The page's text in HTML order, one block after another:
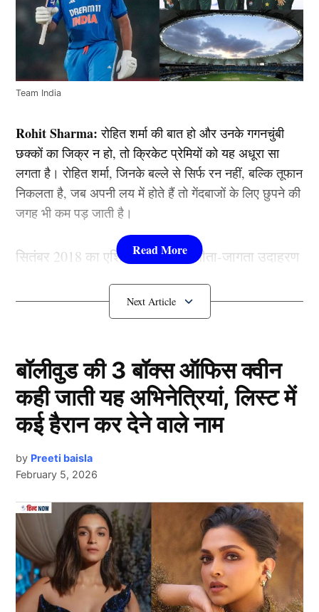
Team India
Rohit Sharma: रोहित शर्मा की बात हो और उनके गगनचुंबी
छक्कों का जिक्र न हो, तो क्रिकेट प्रेमियों को यह अधूरा सा
लगता है। रोहित शर्मा, जिनके बल्ले से सिर्फ रन नहीं, बल्कि तूफान
निकलता है, जब अपनी लय में होते हैं तो गेंदबाजों के लिए छुपने की
जगह भी कम पड़ जाती है।
सितंबर 2018 का एशिया कप इसका जीता-जागता उदाहरण
है, जब दुबई इंटरनेशनल स्टेडियम में रोहित ने पाकिस्तान के
खिलाफ एक यादगार शतक जड़कर क्रिकेट फैंस को झूमने
पर मजबूर कर दिया था।
2018 में काटा था बवाल
23 सितंबर 2018 को भारत और पाकिस्तान की टीमें एशिया
Next Article
बॉलीवुड की 3 बॉक्स ऑफिस क्वीन
कही जाती यह अभिनेत्रियां, लिस्ट में
कई हैरान कर देने वाले नाम
by Preeti baisla
February 5, 2026